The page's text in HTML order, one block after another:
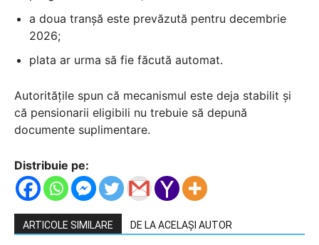
a doua tranșă este prevăzută pentru decembrie
2026;
plata ar urma să fie făcută automat.
Autoritățile spun că mecanismul este deja stabilit și
că pensionarii eligibili nu trebuie să depună
documente suplimentare.
Distribuie pe:
ARTICOLE SIMILARE DE LA ACELAȘI AUTOR